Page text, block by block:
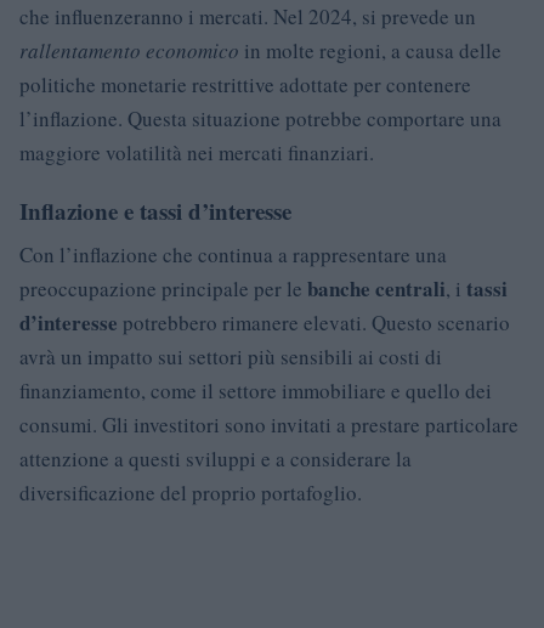
che influenzeranno i mercati. Nel 2024, si prevede un
rallentamento economico in molte regioni, a causa delle
politiche monetarie restrittive adottate per contenere
l’inflazione. Questa situazione potrebbe comportare una
maggiore volatilità nei mercati finanziari.
Inflazione e tassi d’interesse
Con l’inflazione che continua a rappresentare una
preoccupazione principale per le banche centrali, i tassi
d’interesse potrebbero rimanere elevati. Questo scenario
avrà un impatto sui settori più sensibili ai costi di
finanziamento, come il settore immobiliare e quello dei
consumi. Gli investitori sono invitati a prestare particolare
attenzione a questi sviluppi e a considerare la
diversificazione del proprio portafoglio.